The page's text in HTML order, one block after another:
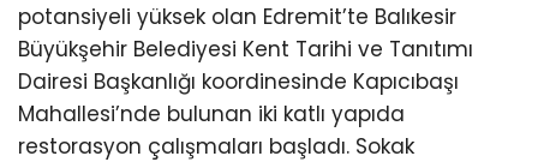
potansiyeli yüksek olan Edremit’te Balıkesir
Büyükşehir Belediyesi Kent Tarihi ve Tanıtımı
Dairesi Başkanlığı koordinesinde Kapıcıbaşı
Mahallesi’nde bulunan iki katlı yapıda
restorasyon çalışmaları başladı. Sokak